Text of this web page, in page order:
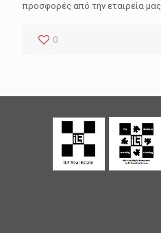
προσφορές από την εταιρεία μας
0